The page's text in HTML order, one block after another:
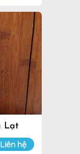
Lạt
Liên hệ